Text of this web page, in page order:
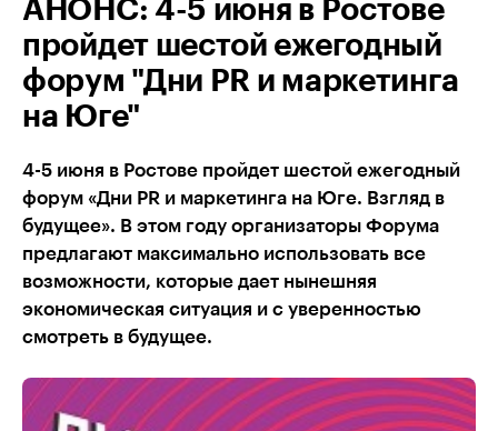
АНОНС: 4-5 июня в Ростове
пройдет шестой ежегодный
форум "Дни PR и маркетинга
на Юге"
4-5 июня в Ростове пройдет шестой ежегодный
форум «Дни PR и маркетинга на Юге. Взгляд в
будущее». В этом году организаторы Форума
предлагают максимально использовать все
возможности, которые дает нынешняя
экономическая ситуация и с уверенностью
смотреть в будущее.